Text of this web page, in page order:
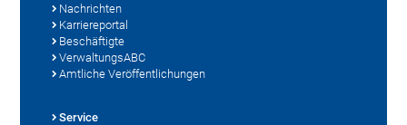
Nachrichten
Karriereportal
Beschäftigte
VerwaltungsABC
Amtliche Veröffentlichungen
Service